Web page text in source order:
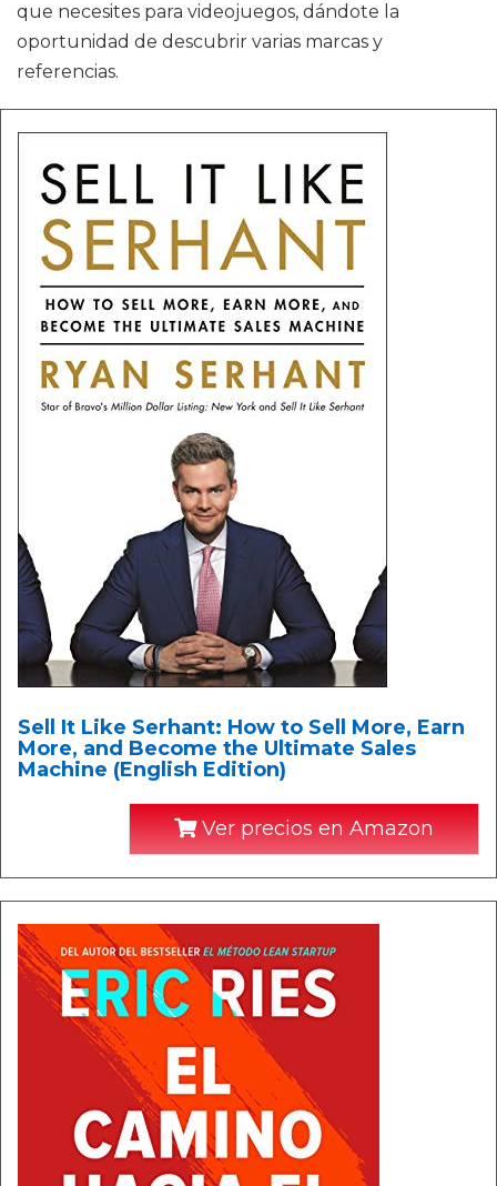
que necesites para videojuegos, dándote la
oportunidad de descubrir varias marcas y
referencias.
Sell It Like Serhant: How to Sell More, Earn
More, and Become the Ultimate Sales
Machine (English Edition)
Ver precios en Amazon